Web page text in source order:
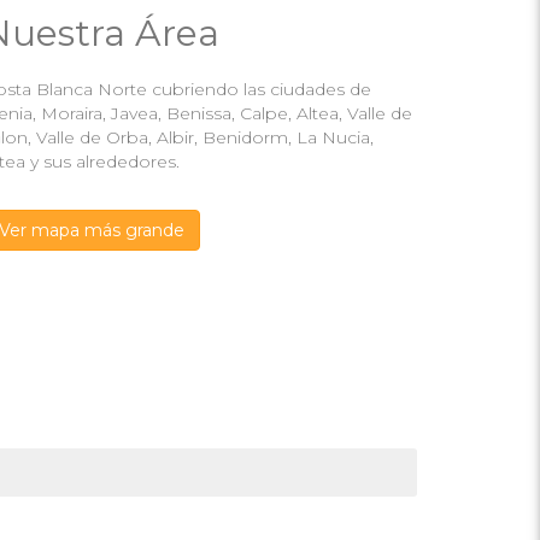
Área
Blanca Norte cubriendo las ciudades de
Moraira, Javea, Benissa, Calpe, Altea, Valle de
Valle de Orba, Albir, Benidorm, La Nucia,
y sus alrededores.
Ver mapa más grande